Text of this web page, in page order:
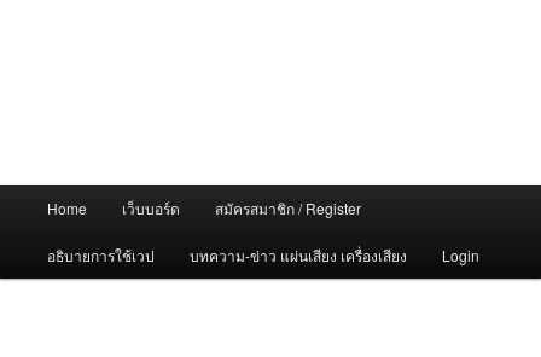
Home เว็บบอร์ด สมัครสมาชิก / Register
อธิบายการใช้เวป บทความ-ข่าว แผ่นเสียง เครื่องเสียง Login